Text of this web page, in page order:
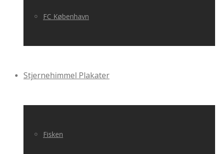
FC København
Stjernehimmel Plakater
Fisken